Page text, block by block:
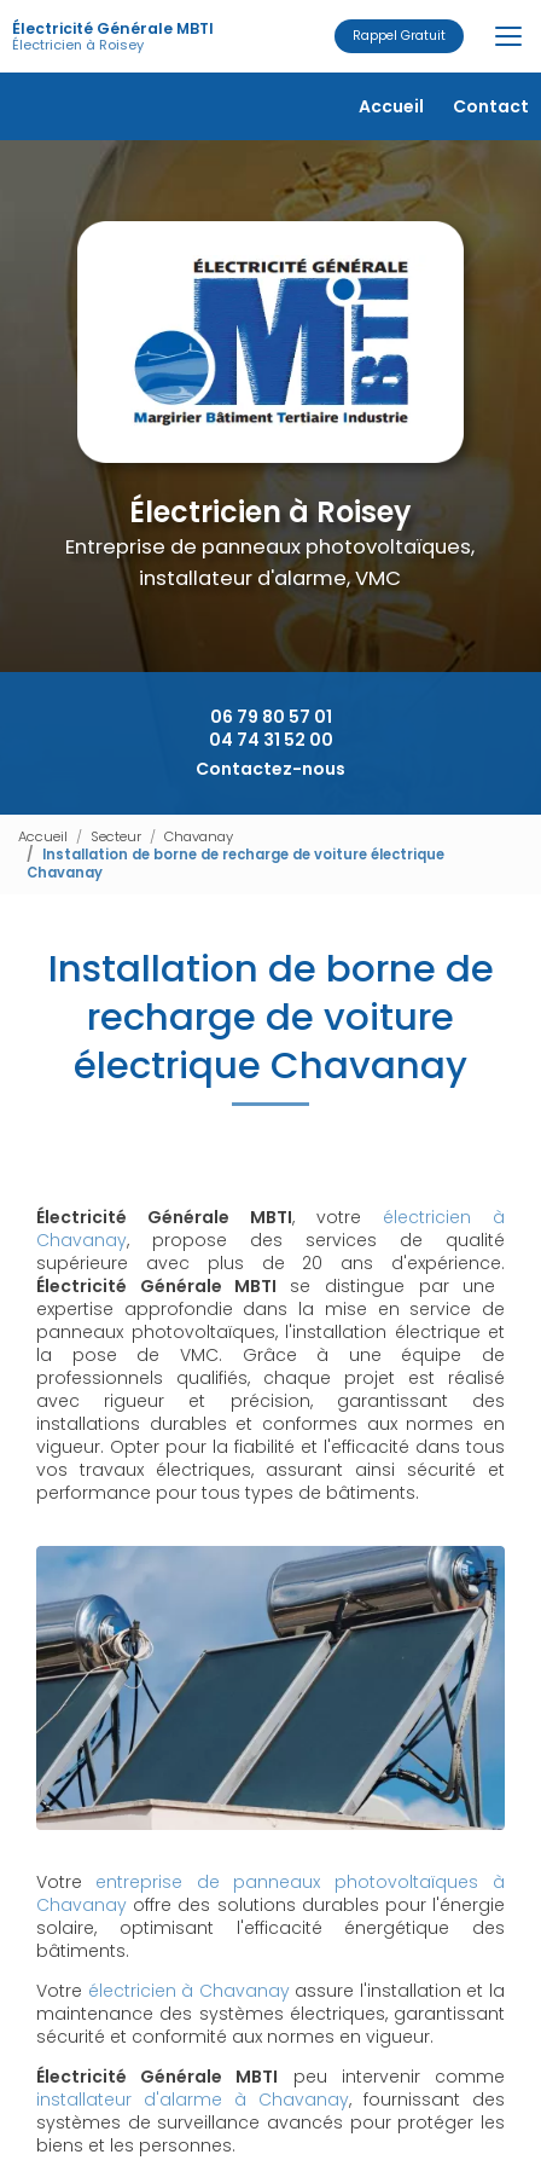
au
contenu
principal
Accueil
Contact
Électricité Générale MBTI
Électricien à Roisey Rappel Gratuit
Électricien à Roisey
Entreprise de panneaux photovoltaïques,
installateur d'alarme, VMC
06 79 80 57 01
04 74 31 52 00
Contactez-nous
Accueil Secteur
Chavanay
Installation de borne de recharge de voiture électrique
Chavanay
Installation de borne de
recharge de voiture
électrique Chavanay
Électricité Générale MBTI, votre électricien à
Chavanay, propose des services de qualité
supérieure avec plus de 20 ans d'expérience.
Électricité Générale MBTI se distingue par une
expertise approfondie dans la mise en service de
panneaux photovoltaïques, l'installation électrique et
la pose de VMC. Grâce à une équipe de
professionnels qualifiés, chaque projet est réalisé
avec rigueur et précision, garantissant des
installations durables et conformes aux normes en
vigueur. Opter pour la fiabilité et l'efficacité dans tous
vos travaux électriques, assurant ainsi sécurité et
performance pour tous types de bâtiments.
Votre
entreprise de panneaux photovoltaïques à
Chavanay offre des solutions durables pour l'énergie
solaire, optimisant l'efficacité énergétique des
bâtiments.
Votre électricien à Chavanayassure l'installation et la
maintenance des systèmes électriques, garantissant
sécurité et conformité aux normes en vigueur.
Électricité Générale MBTI peu intervenir comme
installateur d'alarme à Chavanay, fournissant des
systèmes de surveillance avancés pour protéger les
biens et les personnes.